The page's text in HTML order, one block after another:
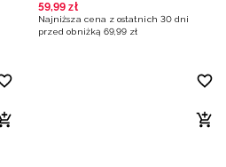
59,99 zł
Najniższa cena z ostatnich 30 dni
przed obniżką 69,99 zł